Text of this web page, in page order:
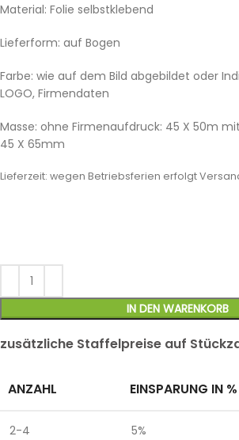
Material: Folie selbstklebend
Lieferform: auf Bogen
Farbe: wie auf dem Bild abgebildet oder
LOGO, Firmendaten
Masse: ohne Firmenaufdruck: 45 X 50m
45 X 65mm
Lieferzeit: wegen Betriebsferien erfolgt Versand
IN DEN WARENKORB
zusätzliche Staffelpreise auf
ANZAHL EINSPARUNG IN %
2-4 5%